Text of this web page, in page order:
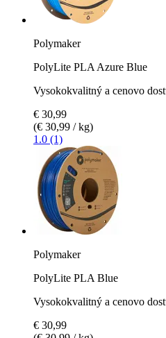
Polymaker
PolyLite PLA Azure Blue
Vysokokvalitný a cenovo
€ 30,99
(€ 30,99 / kg)
1.0 (1)
Polymaker
PolyLite PLA Blue
Vysokokvalitný a cenovo
€ 30,99